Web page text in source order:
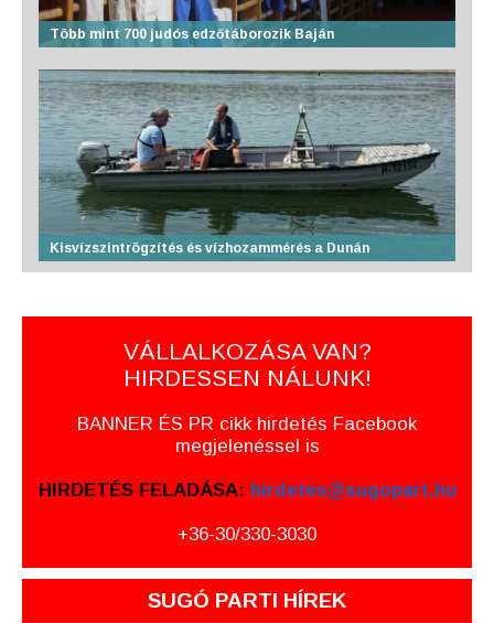
Több mint 700 judós edzőtáborozik Baján
Kisvízszintrögzítés és vízhozammérés a Dunán
VÁLLALKOZÁSA VAN?
HIRDESSEN NÁLUNK!
BANNER ÉS PR cikk hirdetés Facebook
megjelenéssel is
HIRDETÉS FELADÁSA: hirdetes@sugopart.hu
+36-30/330-3030
SUGÓ PARTI HÍREK